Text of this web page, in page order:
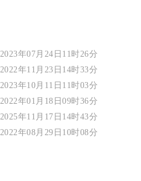
2023年07月24日11时26分
2022年11月23日14时33分
2023年10月11日11时03分
2022年01月18日09时36分
2025年11月17日14时43分
2022年08月29日10时08分